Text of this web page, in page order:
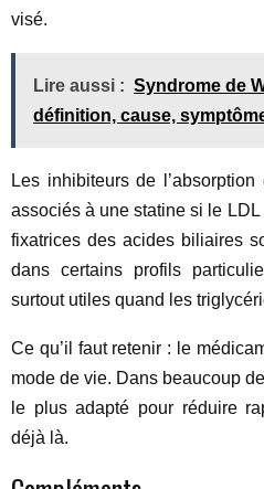
visé.
Lire aussi : Syndrome de
définition, cause,
Les inhibiteurs de
associés à une statine si le
fixatrices des acides biliaires
dans certains profils
surtout utiles quand les
Ce qu’il faut retenir : le
mode de vie. Dans beaucoup
le plus adapté pour réduire
déjà là.